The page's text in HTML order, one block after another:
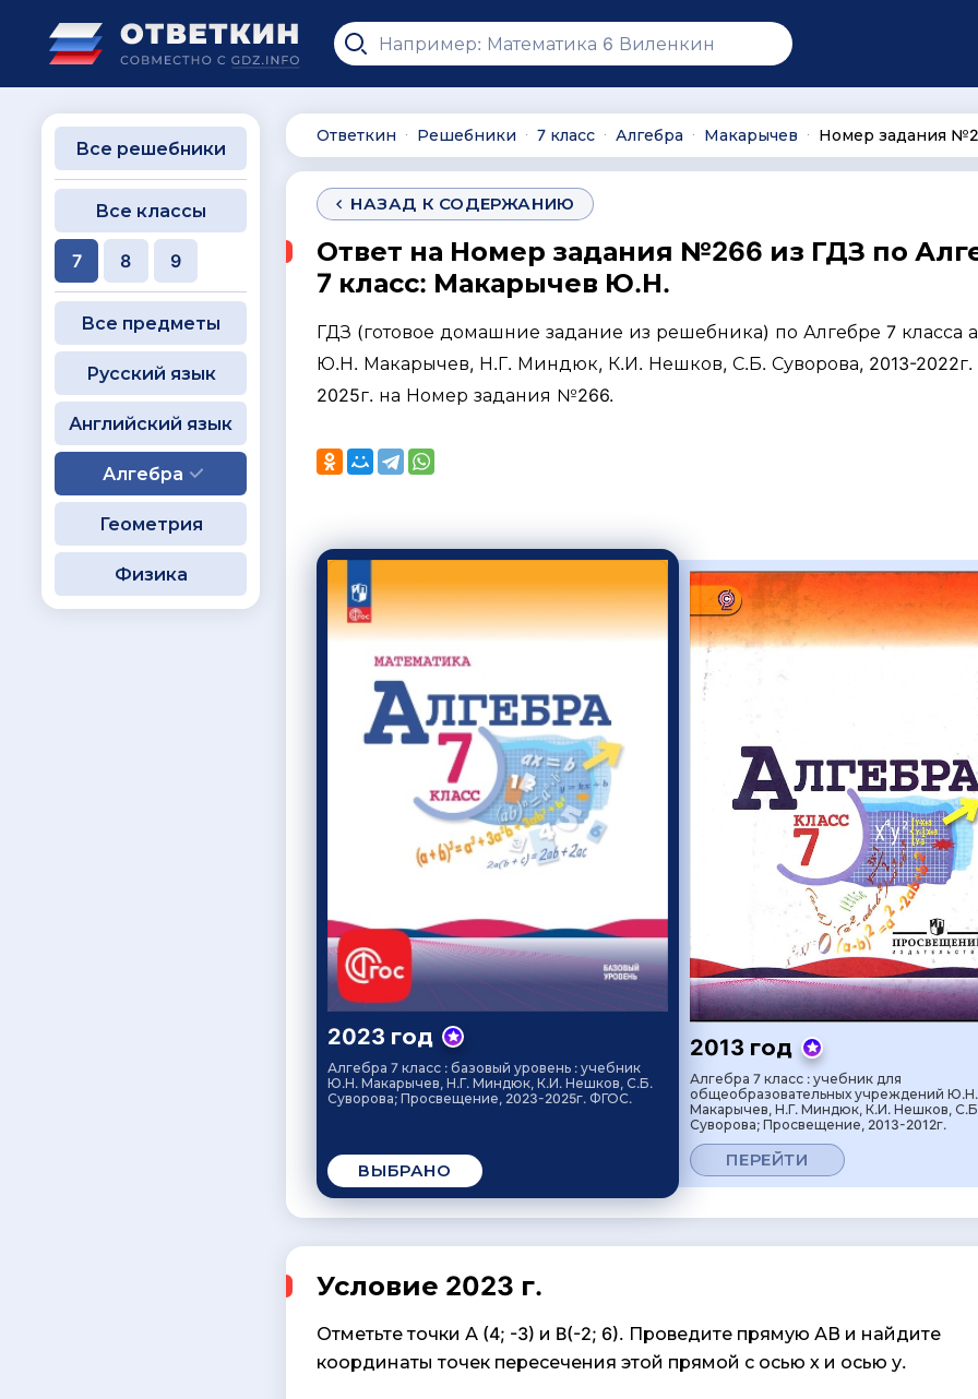
Ответкин ∙ Решебники ∙ 7 класс ∙ Алгебра ∙ Макарычев ∙ Номер задания
НАЗАД К СОДЕРЖАНИЮ
Ответ на Номер задания №266 из ГДЗ по
7 класс: Макарычев Ю.Н.
ГДЗ (готовое домашние задание из решебника) по Алгебре 7 класса
Ю.Н. Макарычев, Н.Г. Миндюк, К.И. Нешков, С.Б. Суворова, 2013-2022г.
2025г. на Номер задания №266.
2023 год
Алгебра 7 класс : базовый уровень : учебник
Ю.Н. Макарычев, Н.Г. Миндюк, К.И. Нешков, С.Б.
Суворова; Просвещение, 2023-2025г. ФГОС.
ВЫБРАНО
2013 год
Алгебра 7 класс : учебник для
общеобразовательных учреждений Ю.Н.
Макарычев, Н.Г. Миндюк, К.И. Нешков,
Суворова; Просвещение, 2013-2012г.
ПЕРЕЙТИ
Условие 2023 г.
Отметьте точки А (4; -3) и B(-2; 6). Проведите прямую АВ и найдите
координаты точек пересечения этой прямой с осью х и осью у.
Все решебники
Все классы
7 8 9
Все предметы
Русский язык
Английский язык
Алгебра
Геометрия
Физика